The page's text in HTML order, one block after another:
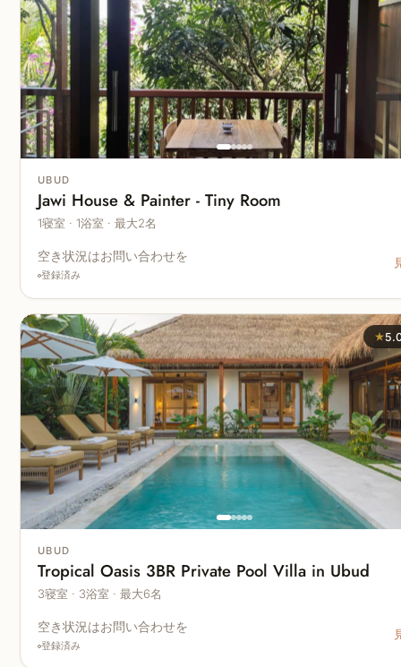
UBUD
Jawi House & Painter - Tiny Room
1寝室 · 1浴室 · 最大2名
空き状況はお問い合わせを
登録済み
★
UBUD
Tropical Oasis 3BR Private Pool Villa in Ubud
3寝室 · 3浴室 · 最大6名
空き状況はお問い合わせを
登録済み